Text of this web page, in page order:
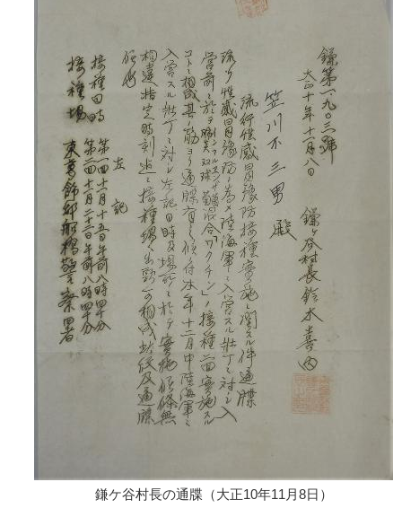
鎌ケ谷村長の通牒（大正10年11月8日）